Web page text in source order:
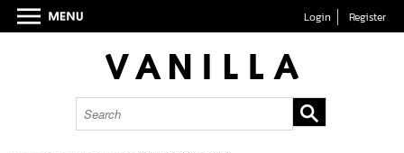
Login Register